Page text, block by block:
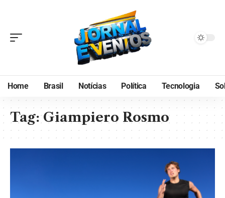
Home Brasil Notícias Política Tecnologia
Tag:Giampiero Rosmo